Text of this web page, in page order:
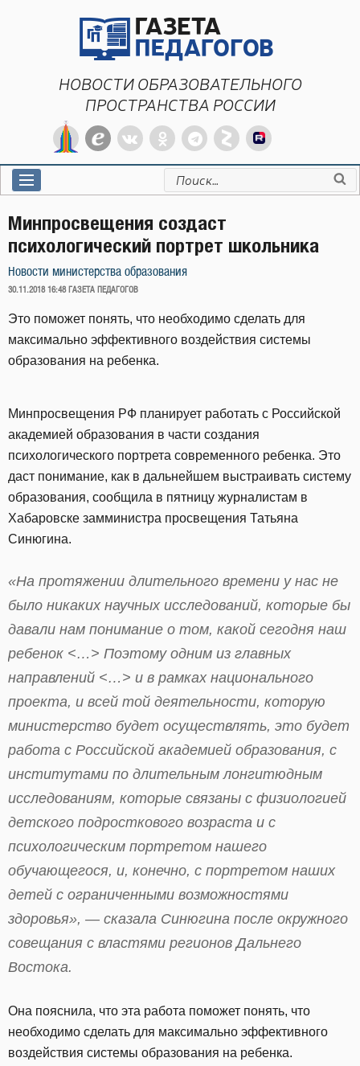
НОВОСТИ ОБРАЗОВАТЕЛЬНОГО
ПРОСТРАНСТВА РОССИИ
Искать:
Минпросвещения создаст
психологический портрет школьника
Новости министерства образования
ОПУБЛИКОВАНО
30.11.2018 16:48 ГАЗЕТА ПЕДАГОГОВ
Это поможет понять, что необходимо сделать для
максимально эффективного воздействия системы
образования на ребенка.
Минпросвещения РФ планирует работать с Российской
академией образования в части создания
психологического портрета современного ребенка. Это
даст понимание, как в дальнейшем выстраивать систему
образования, сообщила в пятницу журналистам в
Хабаровске замминистра просвещения Татьяна
Синюгина.
«На протяжении длительного времени у нас не
было никаких научных исследований, которые бы
давали нам понимание о том, какой сегодня наш
ребенок <…> Поэтому одним из главных
направлений <…> и в рамках национального
проекта, и всей той деятельности, которую
министерство будет осуществлять, это будет
работа с Российской академией образования, с
институтами по длительным лонгитюдным
исследованиям, которые связаны с физиологией
детского подросткового возраста и с
психологическим портретом нашего
обучающегося, и, конечно, с портретом наших
детей с ограниченными возможностями
здоровья», — сказала Синюгина после окружного
совещания с властями регионов Дальнего
Востока.
Она пояснила, что эта работа поможет понять, что
необходимо сделать для максимально эффективного
воздействия системы образования на ребенка.